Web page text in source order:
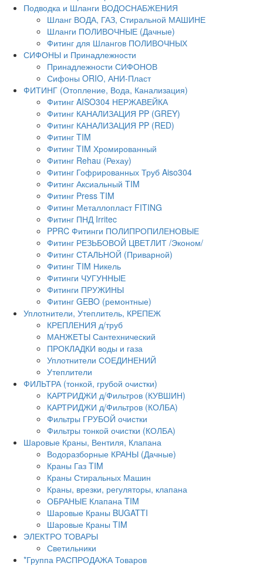
Подводка и Шланги ВОДОСНАБЖЕНИЯ
Шланг ВОДА, ГАЗ, Стиральной МАШИНЕ
Шланги ПОЛИВОЧНЫЕ (Дачные)
Фитинг для Шлангов ПОЛИВОЧНЫХ
СИФОНЫ и Принадлежности
Принадлежности СИФОНОВ
Сифоны ORIO, АНИ-Пласт
ФИТИНГ (Отопление, Вода, Канализация)
Фитинг AISO304 НЕРЖАВЕЙКА
Фитинг КАНАЛИЗАЦИЯ PP (GREY)
Фитинг КАНАЛИЗАЦИЯ PP (RED)
Фитинг TIM
Фитинг TIM Хромированный
Фитинг Rehau (Рехау)
Фитинг Гофрированных Труб Aiso304
Фитинг Аксиальный TIM
Фитинг Press TIM
Фитинг Металлопласт FITING
Фитинг ПНД Irritec
PPRC Фитинги ПОЛИПРОПИЛЕНОВЫЕ
Фитинг РЕЗЬБОВОЙ ЦВЕТЛИТ /Эконом/
Фитинг СТАЛЬНОЙ (Приварной)
Фитинг TIM Никель
Фитинги ЧУГУННЫЕ
Фитинги ПРУЖИНЫ
Фитинг GEBO (ремонтные)
Уплотнители, Утеплитель, КРЕПЕЖ
КРЕПЛЕНИЯ д/труб
МАНЖЕТЫ Сантехнический
ПРОКЛАДКИ воды и газа
Уплотнители СОЕДИНЕНИЙ
Утеплители
ФИЛЬТРА (тонкой, грубой очистки)
КАРТРИДЖИ д/Фильтров (КУВШИН)
КАРТРИДЖИ д/Фильтров (КОЛБА)
Фильтры ГРУБОЙ очистки
Фильтры тонкой очистки (КОЛБА)
Шаровые Краны, Вентиля, Клапана
Водоразборные КРАНЫ (Дачные)
Краны Газ TIM
Краны Стиральных Машин
Краны, врезки, регуляторы, клапана
ОБРАНЫЕ Клапана TIM
Шаровые Краны BUGATTI
Шаровые Краны TIM
ЭЛЕКТРО ТОВАРЫ
Светильники
*Группа РАСПРОДАЖА Товаров